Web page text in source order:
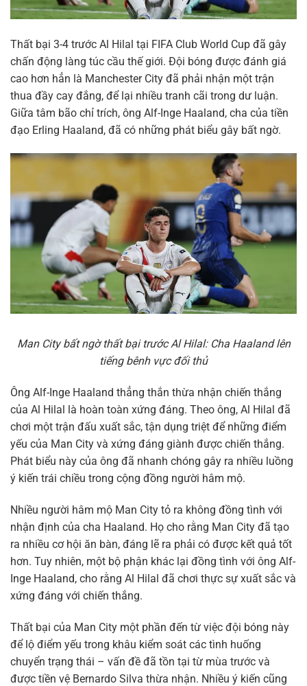
Thất bại 3-4 trước Al Hilal tại FIFA Club World Cup đã gây
chấn động làng túc cầu thế giới. Đội bóng được đánh giá
cao hơn hẳn là Manchester City đã phải nhận một trận
thua đầy cay đắng, để lại nhiều tranh cãi trong dư luận.
Giữa tâm bão chỉ trích, ông Alf-Inge Haaland, cha của tiền
đạo Erling Haaland, đã có những phát biểu gây bất ngờ.
Man City bất ngờ thất bại trước Al Hilal: Cha Haaland lên
tiếng bênh vực đối thủ
Ông Alf-Inge Haaland thẳng thắn thừa nhận chiến thắng
của Al Hilal là hoàn toàn xứng đáng. Theo ông, Al Hilal đã
chơi một trận đấu xuất sắc, tận dụng triệt để những điểm
yếu của Man City và xứng đáng giành được chiến thắng.
Phát biểu này của ông đã nhanh chóng gây ra nhiều luồng
ý kiến trái chiều trong cộng đồng người hâm mộ.
Nhiều người hâm mộ Man City tỏ ra không đồng tình với
nhận định của cha Haaland. Họ cho rằng Man City đã tạo
ra nhiều cơ hội ăn bàn, đáng lẽ ra phải có được kết quả tốt
hơn. Tuy nhiên, một bộ phận khác lại đồng tình với ông Alf-
Inge Haaland, cho rằng Al Hilal đã chơi thực sự xuất sắc và
xứng đáng với chiến thắng.
Thất bại của Man City một phần đến từ việc đội bóng này
để lộ điểm yếu trong khâu kiểm soát các tình huống
chuyển trạng thái – vấn đề đã tồn tại từ mùa trước và
được tiền vệ Bernardo Silva thừa nhận. Nhiều ý kiến cũng